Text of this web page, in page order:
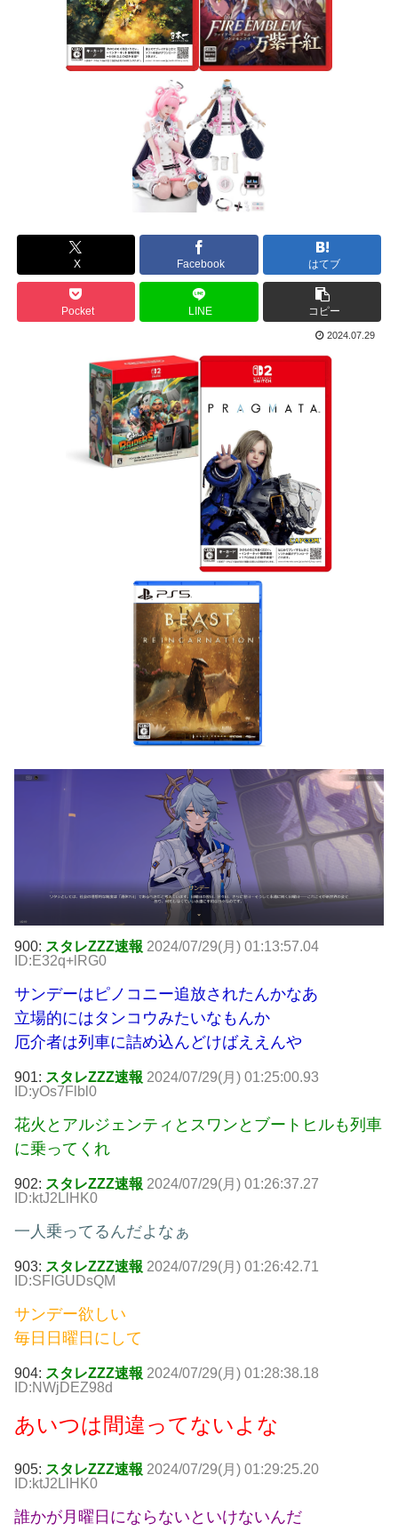
X Facebook はてブ
Pocket LINE コピー
2024.07.29
900: スタレZZZ速報 2024/07/29(月) 01:13:57.04
ID:E32q+lRG0
サンデーはピノコニー追放されたんかなあ
立場的にはタンコウみたいなもんか
厄介者は列車に詰め込んどけばええんや
901: スタレZZZ速報 2024/07/29(月) 01:25:00.93
ID:yOs7Flbl0
花火とアルジェンティとスワンとブートヒルも列車
に乗ってくれ
902: スタレZZZ速報 2024/07/29(月) 01:26:37.27
ID:ktJ2LlHK0
一人乗ってるんだよなぁ
903: スタレZZZ速報 2024/07/29(月) 01:26:42.71
ID:SFIGUDsQM
サンデー欲しい
毎日日曜日にして
904: スタレZZZ速報 2024/07/29(月) 01:28:38.18
ID:NWjDEZ98d
あいつは間違ってないよな
905: スタレZZZ速報 2024/07/29(月) 01:29:25.20
ID:ktJ2LlHK0
誰かが月曜日にならないといけないんだ